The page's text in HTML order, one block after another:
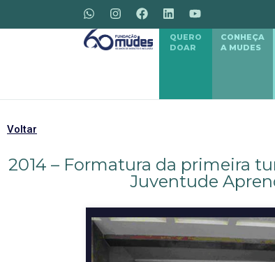
QUERO
DOAR
CONHEÇA
A MUDES
Voltar
2014 – Formatura da primeira
Juventude